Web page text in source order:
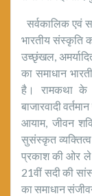
सर्वकालिक एवं
भारतीय संस्कृति
उच्छृंखल,
का समाधान
है। रामकथा के
बाजारवादी
आयाम, जीवन
सुसंस्कृत व्यक्तित्व
प्रकाश की ओर ले
21वीं सदी की
का समाधान